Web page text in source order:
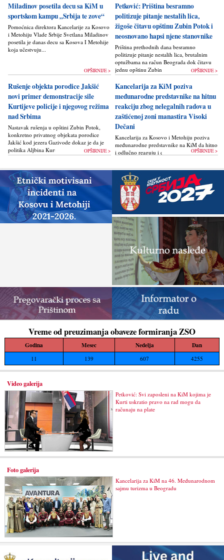
Miladinov posetila decu sa KiM u
sportskom kampu „Srbija te zove“
Pomoćnica direktora Kancelarije za Kosovo
i Metohiju Vlade Srbije Svetlana Miladinov
posetila je danas decu sa Kosova I Metohije
koja učestvuju...
OPŠIRNIJE >
Petković: Priština besramno
politizuje pitanje nestalih lica,
žigoše čitavu opštinu Zubin Potok i
neosnovano hapsi njene stanovnike
Priština prethodnih dana besramno
politizuje pitanje nestalih lica, brutalnim
optužbama na račun Beograda dok čitavu
jednu opštinu Zubin Potok žigoše...OPŠIRNIJE >
Rušenje objekta porodice Jakšić
novi primer demonstracije sile
Kurtijeve policije i njegovog režima
nad Srbima
Nastavak rušenja u opštini Zubin Potok,
konkretno privatnog objekata porodice
Jakšić kod jezera Gazivode dokaz je da je
politika Alјbina Kurtija...
OPŠIRNIJE >
Kancelarija za KiM poziva
međunarodne predstavnike na hitnu
reakciju zbog nelegalnih radova u
zaštićenoj zoni manastira Visoki
Dečani
Kancelarija za Kosovo i Metohiju poziva
međunarodne predstavnike na KiM da hitno
i odlučno reaguju i da bez odlaganja
građevinskih...
OPŠIRNIJE >
Vreme od preuzimanja obaveze formiranja ZSO
Godina Mesec Nedelja Dan
11 139 607 4255
Video galerija
Petković: Svi zaposleni na KiM kojima je
Kurti uskratio pravo na rad mogu da
računaju na plate
Foto galerija
Kancelarija za KiM na 46. Međunarodnom
sajmu turizma u Beogradu